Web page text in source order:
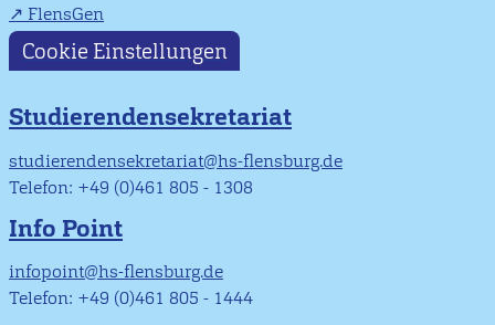
FlensGen
Cookie Einstellungen
Studierendensekretariat
studierendensekretariat@hs-flensburg.de
Telefon: +49 (0)461 805 - 1308
Info Point
infopoint@hs-flensburg.de
Telefon: +49 (0)461 805 - 1444